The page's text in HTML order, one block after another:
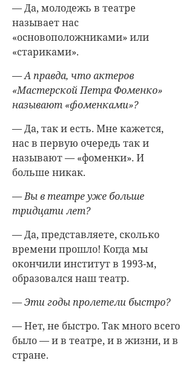
— Да, молодежь в театре
называет нас
«основоположниками» или
«стариками».
— А правда, что актеров
«Мастерской Петра Фоменко»
называют «фоменками»?
— Да, так и есть. Мне кажется,
нас в первую очередь так и
называют — «фоменки». И
больше никак.
— Вы в театре уже больше
тридцати лет?
— Да, представляете, сколько
времени прошло! Когда мы
окончили институт в 1993-м,
образовался наш театр.
— Эти годы пролетели быстро?
— Нет, не быстро. Так много всего
было — и в театре, и в жизни, и в
стране.